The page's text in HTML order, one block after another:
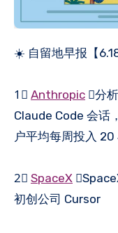
☀️ 自留地早报【
1⃣️ Anthropic ：分
Claude Code 会话
户平均每周投入 20
2⃣️ SpaceX ：
初创公司 Cursor